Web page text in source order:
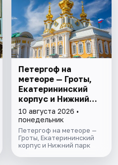
Петергоф на
метеоре — Гроты,
Екатерининский
корпус и Нижний
парк
10 августа 2026 •
понедельник
Петергоф на метеоре —
Гроты, Екатерининский
корпус и Нижний парк